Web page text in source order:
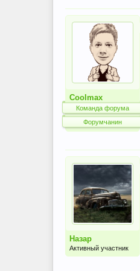
Coolmax
Команда форума
Форумчанин
Назар
Активный участник